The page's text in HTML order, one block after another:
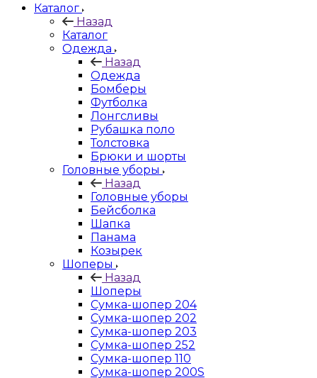
Каталог
Назад
Каталог
Одежда
Назад
Одежда
Бомберы
Футболка
Лонгсливы
Рубашка поло
Толстовка
Брюки и шорты
Головные уборы
Назад
Головные уборы
Бейсболка
Шапка
Панама
Козырек
Шоперы
Назад
Шоперы
Сумка-шопер 204
Сумка-шопер 202
Сумка-шопер 203
Сумка-шопер 252
Сумка-шопер 110
Сумка-шопер 200S